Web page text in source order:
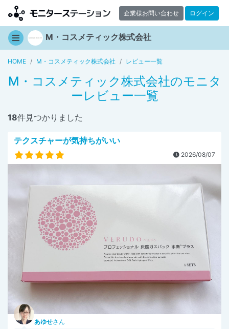
企業様お問い合わせ ログイン
M・コスメティック株式会社
HOME M・コスメティック株式会社 レビュー一覧
M・コスメティック株式会社のモニタ
ーレビュー一覧
18件見つかりました
テクスチャーが気持ちがいい
2026/08/07
あゆせさん